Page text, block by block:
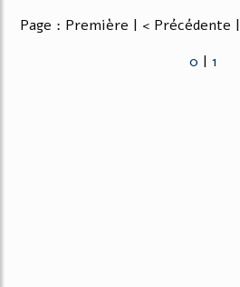
Page : Première | < Précédente |
0 | 1